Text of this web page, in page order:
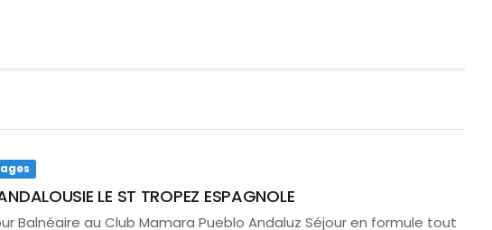
LE ST TROPEZ ESPAGNOLE
Balnéaire au Club Mamara Pueblo Andaluz Séjour en formule tout